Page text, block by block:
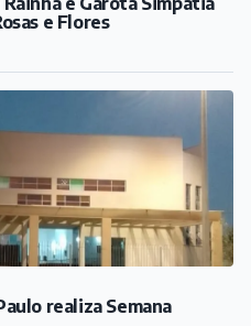
realiza Semana